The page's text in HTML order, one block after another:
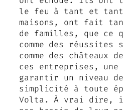
le feu à tant et tant
maisons, ont fait
de familles, que ce
comme des réussites
comme des châteaux
ces entreprises,
garantir un niveau
simplicité à toute
Volta. À vrai dire, il